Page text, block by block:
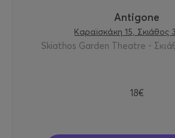
Antigone
Καραϊσκάκη 15, Σκιάθος
Skiathos Garden Theatre -
18€